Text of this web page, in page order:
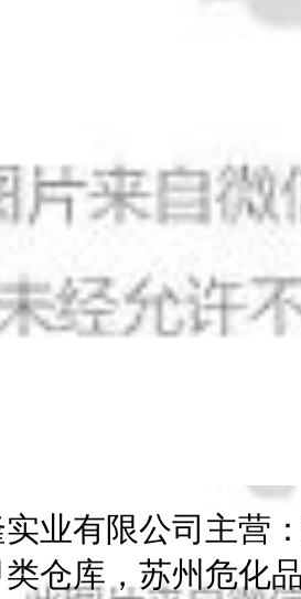
业有限公司主营
仓库，苏州危化